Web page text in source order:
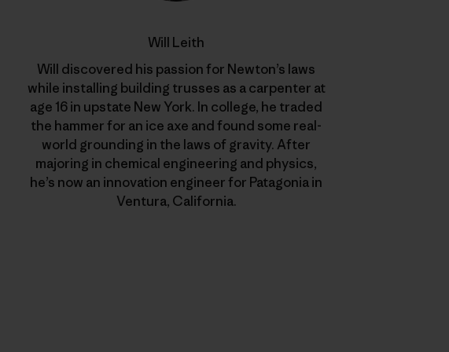
Will Leith
Will discovered his passion for Newton’s laws
while installing building trusses as a carpenter at
age 16 in upstate New York. In college, he traded
the hammer for an ice axe and found some real-
world grounding in the laws of gravity. After
majoring in chemical engineering and physics,
he’s now an innovation engineer for Patagonia in
Ventura, California.